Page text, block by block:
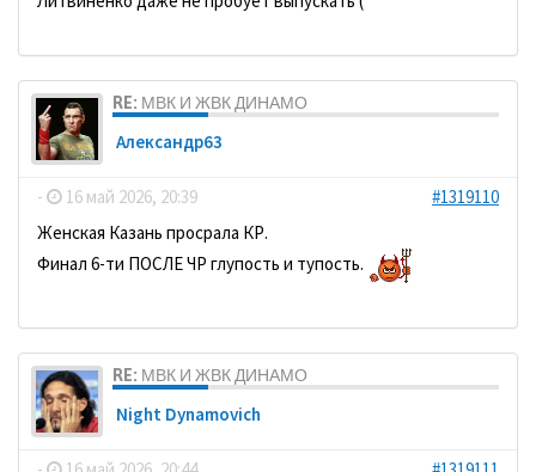
RE: МВК И ЖВК ДИНАМО
Александр63
- 16 май 2026, 20:39
#1319110
Женская Казань просрала КР.
Финал 6-ти ПОСЛЕ ЧР глупость и тупость.
RE: МВК И ЖВК ДИНАМО
Night Dynamovich